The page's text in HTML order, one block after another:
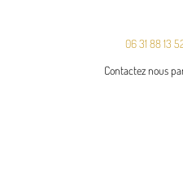
06 31 88 13
Contactez nous